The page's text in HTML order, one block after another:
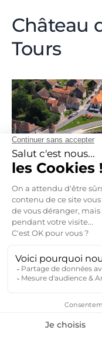
Château
Tours
Pourquoi
Blandy-
des plus